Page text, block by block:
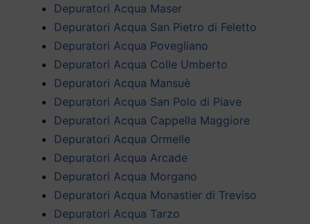
Depuratori Acqua Maser
Depuratori Acqua San Pietro di Feletto
Depuratori Acqua Povegliano
Depuratori Acqua Colle Umberto
Depuratori Acqua Mansuè
Depuratori Acqua San Polo di Piave
Depuratori Acqua Cappella Maggiore
Depuratori Acqua Ormelle
Depuratori Acqua Arcade
Depuratori Acqua Morgano
Depuratori Acqua Monastier di Treviso
Depuratori Acqua Tarzo